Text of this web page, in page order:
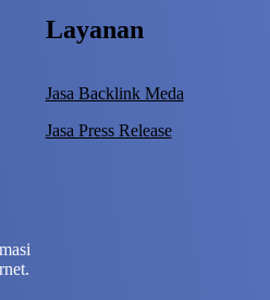
Layanan
Jasa Backlink Meda
Jasa Press Release